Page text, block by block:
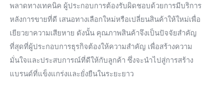
พลาดทางเทคนิค ผู้ประกอบการต้องรับผิดชอบด้วยการมีบริการ
หลังการขายที่ดี เสนอทางเลือกใหม่หรือเปลี่ยนสินค้าให้ใหม่เพื่อ
เยียวยาความเสียหาย ดังนั้น คุณภาพสินค้าจึงเป็นปัจจัยสำคัญ
ที่สุดที่ผู้ประกอบการธุรกิจต้องให้ความสำคัญ เพื่อสร้างความ
มั่นใจและประสบการณ์ที่ดีให้กับลูกค้า ซึ่งจะนำไปสู่การสร้าง
แบรนด์ที่แข็งแกร่งและยั่งยืนในระยะยาว